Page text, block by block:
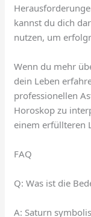
kannst du dich
nutzen, um
Wenn du mehr
dein Leben
professionellen
Horoskop zu
einem erfüllteren
FAQ
Q: Was ist die
A: Saturn